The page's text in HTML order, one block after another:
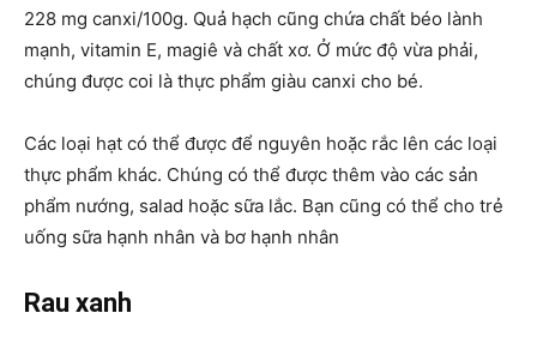
228 mg canxi/100g. Quả hạch cũng chứa chất béo lành
mạnh, vitamin E, magiê và chất xơ. Ở mức độ vừa phải,
chúng được coi là thực phẩm giàu canxi cho bé.
Các loại hạt có thể được để nguyên hoặc rắc lên các loại
thực phẩm khác. Chúng có thể được thêm vào các sản
phẩm nướng, salad hoặc sữa lắc. Bạn cũng có thể cho trẻ
uống sữa hạnh nhân và bơ hạnh nhân
Rau xanh